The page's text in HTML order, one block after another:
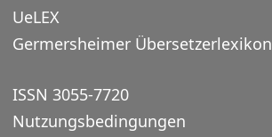
UeLEX
Germersheimer Übersetzerlexikon
ISSN 3055-7720
Nutzungsbedingungen